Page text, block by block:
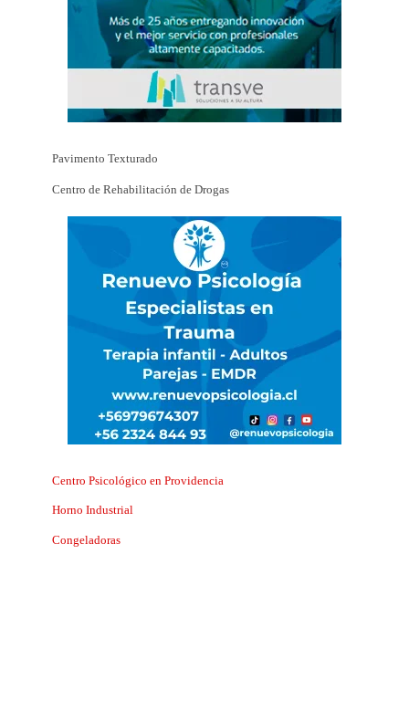
Pavimento Texturado
Centro de Rehabilitación de Drogas
Centro Psicológico en Providencia
Horno Industrial
Congeladoras